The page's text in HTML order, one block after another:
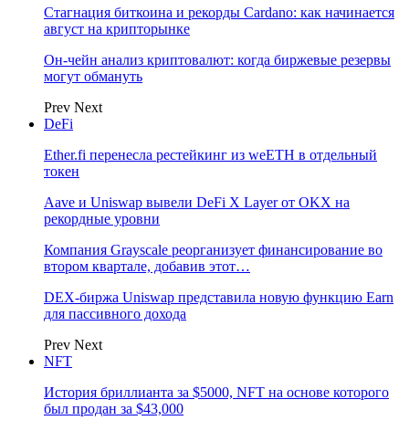
Стагнация биткоина и рекорды Cardano: как начинается
август на крипторынке
Он-чейн анализ криптовалют: когда биржевые резервы
могут обмануть
Prev Next
DeFi
Ether.fi перенесла рестейкинг из weETH в отдельный
токен
Aave и Uniswap вывели DeFi X Layer от OKX на
рекордные уровни
Компания Grayscale реорганизует финансирование во
втором квартале, добавив этот…
DEX-биржа Uniswap представила новую функцию Earn
для пассивного дохода
Prev Next
NFT
История бриллианта за $5000, NFT на основе которого
был продан за $43,000